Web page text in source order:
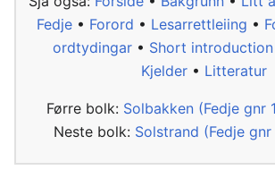
Fedje • Forord • Lesarrettleiing •
ordtydingar • Short
Kjelder• Litteratur
Førre bolk: Solbakken (Fedje gnr
Neste bolk: Solstrand (Fedje